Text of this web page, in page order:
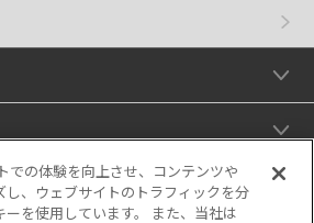
での体験を向上させ、コンテンツや
し、ウェブサイトのトラフィックを分
を使用しています。 また、当社は